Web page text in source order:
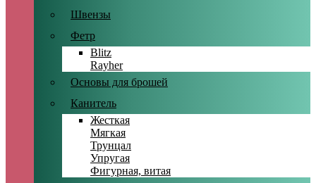
Швензы
Фетр
Blitz
Rayher
Основы для брошей
Канитель
Жесткая
Мягкая
Трунцал
Упругая
Фигурная, витая